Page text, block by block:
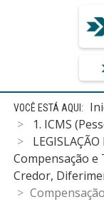
Início
conteúdo
1. ICMS
Compensação e
Credor,